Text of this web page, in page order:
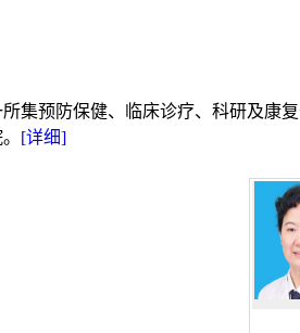
集预防保健、临床诊疗、科研及康
[详细]